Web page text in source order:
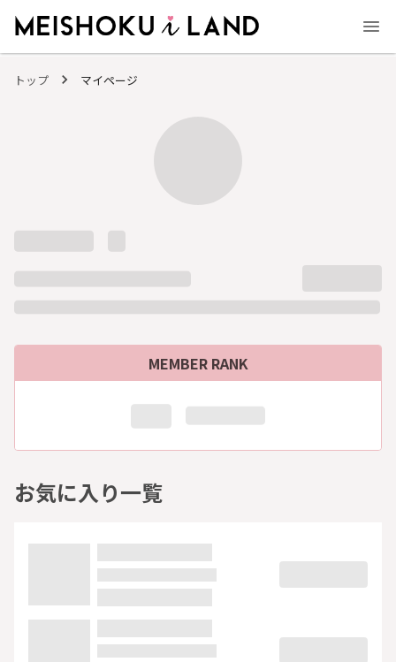
トップ マイページ
MEMBER RANK
お気に入り一覧